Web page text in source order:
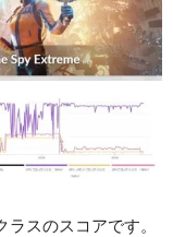
スのスコアです。